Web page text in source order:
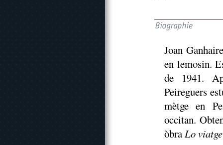
Joan
en lemosin.
de 1941.
Peireguers
mètge en
occitan.
òbraLo